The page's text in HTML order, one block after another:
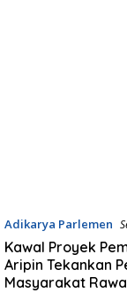
Adikarya Parlemen
09:32 WIB
Kawal Proyek
Aripin Tekankan
Masyarakat